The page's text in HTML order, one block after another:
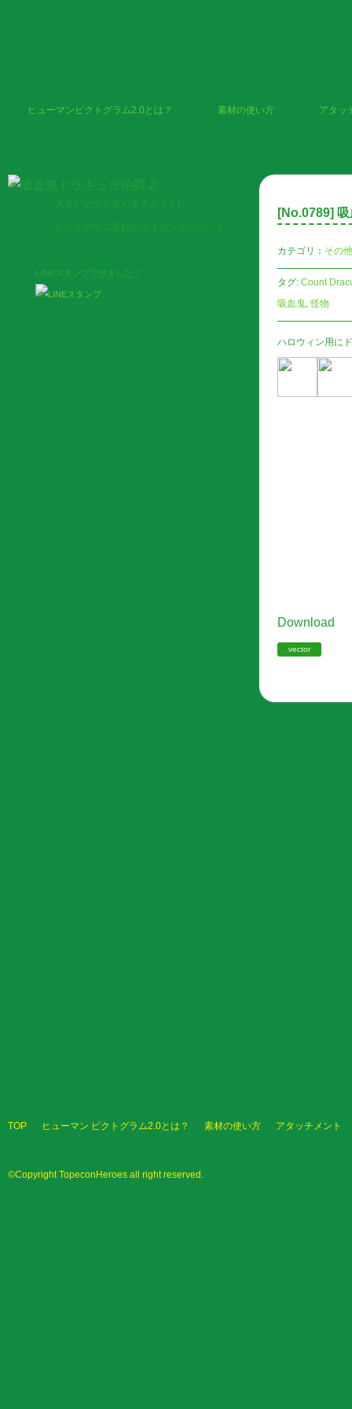
ヒューマンピクトグラム2.0とは？ 素材の使い方 アタッ
[No.0789] 吸
カテゴリ： その他
タグ: Count
吸血鬼,怪物
ハロウィン用に
Download
vector
大きいピクトさんをチェック!
ピクトグラム素材のライセンスについて
LINEスタンプできました！
TOP ヒューマン ピクトグラム2.0とは？ 素材の使い方 アタッチメント
©Copyright TopeconHeroes all right reserved.